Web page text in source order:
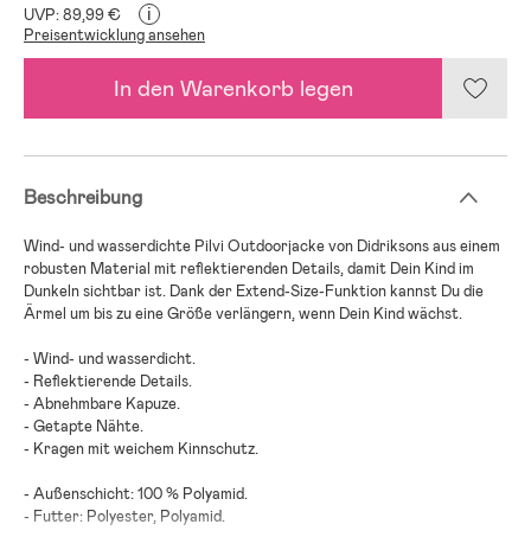
UVP: 89,99 € i
Preisentwicklung ansehen
In den Warenkorb legen
Beschreibung
Wind- und wasserdichte Pilvi Outdoorjacke von Didriksons aus einem
robusten Material mit reflektierenden Details, damit Dein Kind im
Dunkeln sichtbar ist. Dank der Extend-Size-Funktion kannst Du die
Ärmel um bis zu eine Größe verlängern, wenn Dein Kind wächst.
- Wind- und wasserdicht.
- Reflektierende Details.
- Abnehmbare Kapuze.
- Getapte Nähte.
- Kragen mit weichem Kinnschutz.
- Außenschicht: 100 % Polyamid.
- Futter: Polyester, Polyamid.